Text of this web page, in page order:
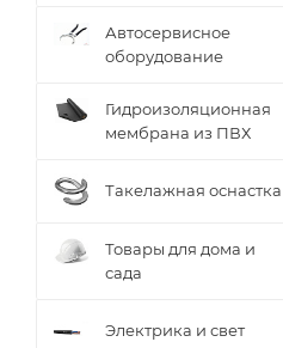
Автосервисное
оборудование
Гидроизоляционная
мембрана из ПВХ
Такелажная оснастка
Товары для дома и
сада
Электрика и свет